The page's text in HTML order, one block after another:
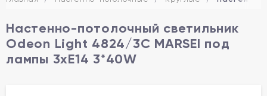
Настенно-потолочный светильник
Odeon Light 4824/3C MARSEI под
лампы 3xE14 3*40W